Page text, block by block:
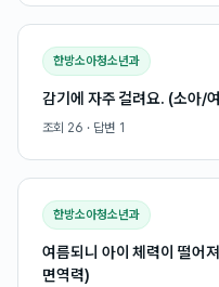
한방소아청소년과
감기에 자주
조회 26 · 답변 1
한방소아청소년과
여름되니 아이 체력이 떨어
면역력)